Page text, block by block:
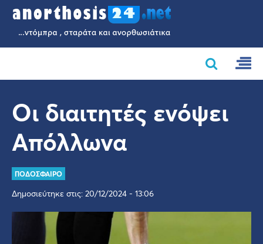
Οι διαιτητές ενόψει
Απόλλωνα
ΠΟΔΟΣΦΑΙΡΟ
Δημοσιεύτηκε στις: 20/12/2024 - 13:06